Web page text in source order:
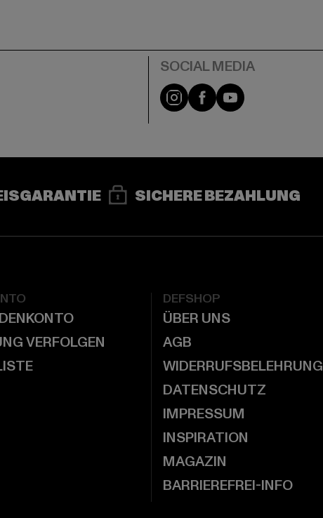
Instagram
FacebookYouTube
SICHERE BEZAHLUNG
VERFOLGEN
DEFSHOP
ÜBER UNS
AGB
WIDERRUFSBELEHRUNG
DATENSCHUTZ
IMPRESSUM
INSPIRATION
MAGAZIN
BARRIEREFREI-INFO